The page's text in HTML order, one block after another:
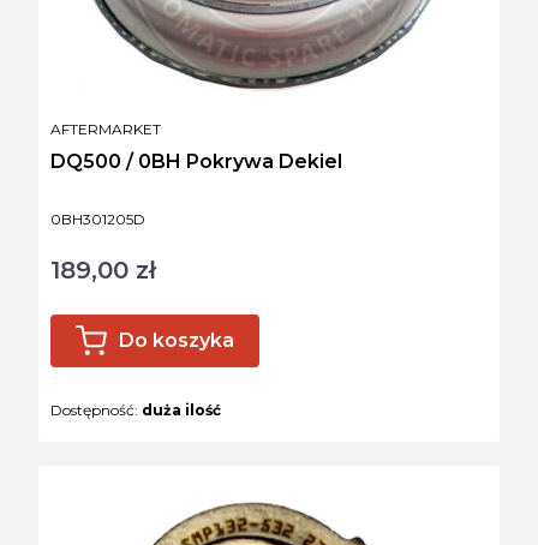
Kod produktu
0BH301205D
DQ500 / 0BH Pokrywa Dekiel
PRODUCENT
AFTERMARKET
Cena
189,00 zł
Do koszyka
Dostępność: duża ilość